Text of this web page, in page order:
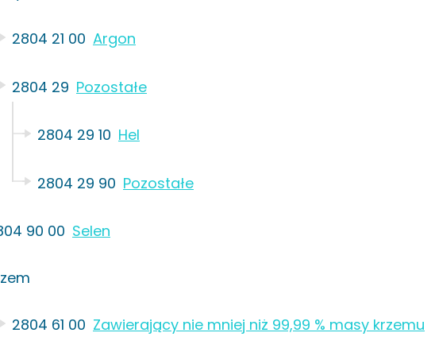
2804 21 00 Argon
2804 29 Pozostałe
2804 29 10 Hel
2804 29 90 Pozostałe
90 00 Selen
2804 61 00 Zawierający nie mniej niż 99,99 % masy krzemu